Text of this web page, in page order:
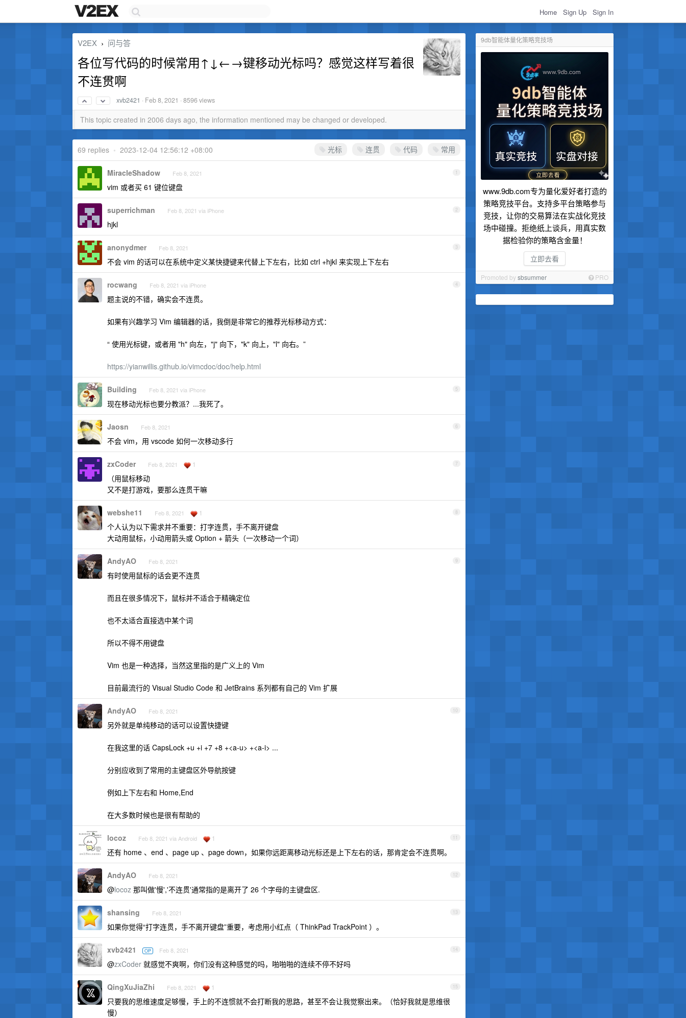
Home Sign Up Sign In
9db智能体量化策略竞技场
www.9db.com专为量化爱好者打造的
策略竞技平台。支持多平台策略参与
竞技，让你的交易算法在实战化竞技
场中碰撞。拒绝纸上谈兵，用真实数
据检验你的策略含金量！
立即去看
Promoted bysbsummer PRO
V2EX › 问与答
各位写代码的时候常用↑↓←→键移动光标吗？感觉这样写着很
不连贯啊
xvb2421 · Feb 8, 2021 · 8596 views
This topic created in 2006 days ago, the information mentioned may be changed or developed.
光标 连贯 代码 常用
69 replies • 2023-12-04 12:56:12 +08:00
1
MiracleShadow Feb 8, 2021
vim 或者买 61 键位键盘
2
superrichman Feb 8, 2021 via iPhone
hjkl
3
anonydmer Feb 8, 2021
不会 vim 的话可以在系统中定义某快捷键来代替上下左右，比如 ctrl +hjkl 来实现上下左右
4
rocwang Feb 8, 2021 via iPhone
题主说的不错，确实会不连贯。
如果有兴趣学习 Vim 编辑器的话，我倒是非常它的推荐光标移动方式：
“ 使用光标键，或者用 "h" 向左，"j" 向下，"k" 向上，"l" 向右。”
https://yianwillis.github.io/vimcdoc/doc/help.html
5
Building Feb 8, 2021 via iPhone
现在移动光标也要分教派？...我死了。
6
Jaosn Feb 8, 2021
不会 vim，用 vscode 如何一次移动多行
7
zxCoder Feb 8, 2021 1
（用鼠标移动
又不是打游戏，要那么连贯干嘛
8
webshe11 Feb 8, 2021 1
个人认为以下需求并不重要：打字连贯，手不离开键盘
大动用鼠标，小动用箭头或 Option + 箭头（一次移动一个词）
9
AndyAO Feb 8, 2021
有时使用鼠标的话会更不连贯
而且在很多情况下，鼠标并不适合于精确定位
也不太适合直接选中某个词
所以不得不用键盘
Vim 也是一种选择，当然这里指的是广义上的 Vim
目前最流行的 Visual Studio Code 和 JetBrains 系列都有自己的 Vim 扩展
10
AndyAO Feb 8, 2021
另外就是单纯移动的话可以设置快捷键
在我这里的话 CapsLock +u +i +7 +8 +<a-u> +<a-i> ...
分别应收到了常用的主键盘区外导航按键
例如上下左右和 Home,End
在大多数时候也是很有帮助的
11
locoz Feb 8, 2021 via Android 1
还有 home 、end 、page up 、page down，如果你远距离移动光标还是上下左右的话，那肯定会不连贯啊。
12
AndyAO Feb 8, 2021
@locoz 那叫做'慢','不连贯'通常指的是离开了 26 个字母的主键盘区.
13
shansing Feb 8, 2021
如果你觉得“打字连贯，手不离开键盘”重要，考虑用小红点（ ThinkPad TrackPoint ）。
14
xvb2421 OP Feb 8, 2021
@zxCoder 就感觉不爽啊，你们没有这种感觉的吗，啪啪啪的连续不停不好吗
15
QingXuJiaZhi Feb 8, 2021 1
只要我的思维速度足够慢，手上的不连惯就不会打断我的思路，甚至不会让我觉察出来。（恰好我就是思维很
慢）